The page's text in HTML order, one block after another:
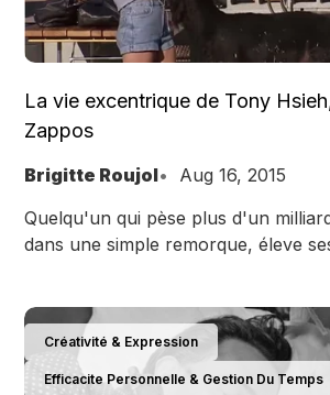
La vie excentrique de Tony
Zappos
Brigitte Roujol
Aug 16, 2015
Quelqu'un qui pèse plus d'un
dans une simple remorque, éleve
Créativité & Expression
Efficacite Personnelle & Gestion Du Temps